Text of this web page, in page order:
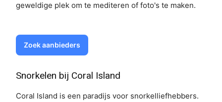
geweldige plek om te mediteren of foto's te maken.
Zoek aanbieders
Snorkelen bij Coral Island
Coral Island is een paradijs voor snorkelliefhebbers.